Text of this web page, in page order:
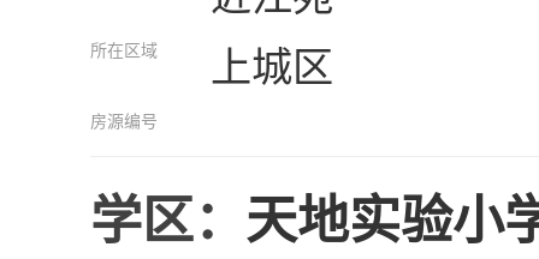
所在区域 上城区
房源编号
学区： 天地实验小